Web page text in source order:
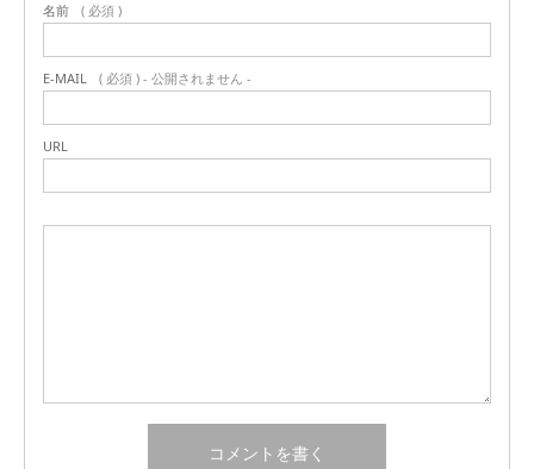
名前 ( 必須 )
E-MAIL ( 必須 ) - 公開されません -
URL